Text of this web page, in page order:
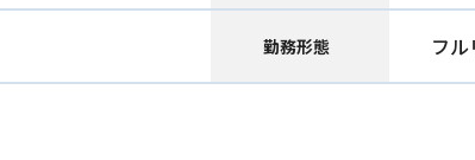
勤務形態 フ